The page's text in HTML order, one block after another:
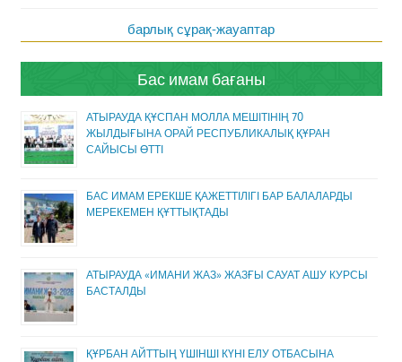
барлық сұрақ-жауаптар
Бас имам бағаны
АТЫРАУДА ҚҰСПАН МОЛЛА МЕШІТІНІҢ 70
ЖЫЛДЫҒЫНА ОРАЙ РЕСПУБЛИКАЛЫҚ ҚҰРАН
САЙЫСЫ ӨТТІ
БАС ИМАМ ЕРЕКШЕ ҚАЖЕТТІЛІГІ БАР БАЛАЛАРДЫ
МЕРЕКЕМЕН ҚҰТТЫҚТАДЫ
АТЫРАУДА «ИМАНИ ЖАЗ» ЖАЗҒЫ САУАТ АШУ КУРСЫ
БАСТАЛДЫ
ҚҰРБАН АЙТТЫҢ ҮШІНШІ КҮНІ ЕЛУ ОТБАСЫНА